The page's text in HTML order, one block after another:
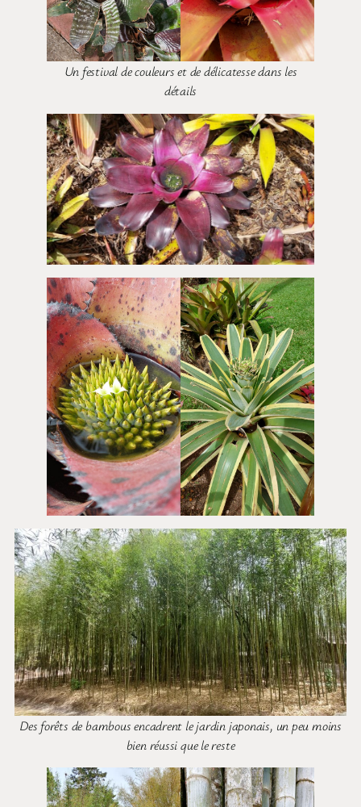
Un festival de couleurs et de délicatesse dans les
détails
Des forêts de bambous encadrent le jardin japonais, un peu moins
bien réussi que le reste